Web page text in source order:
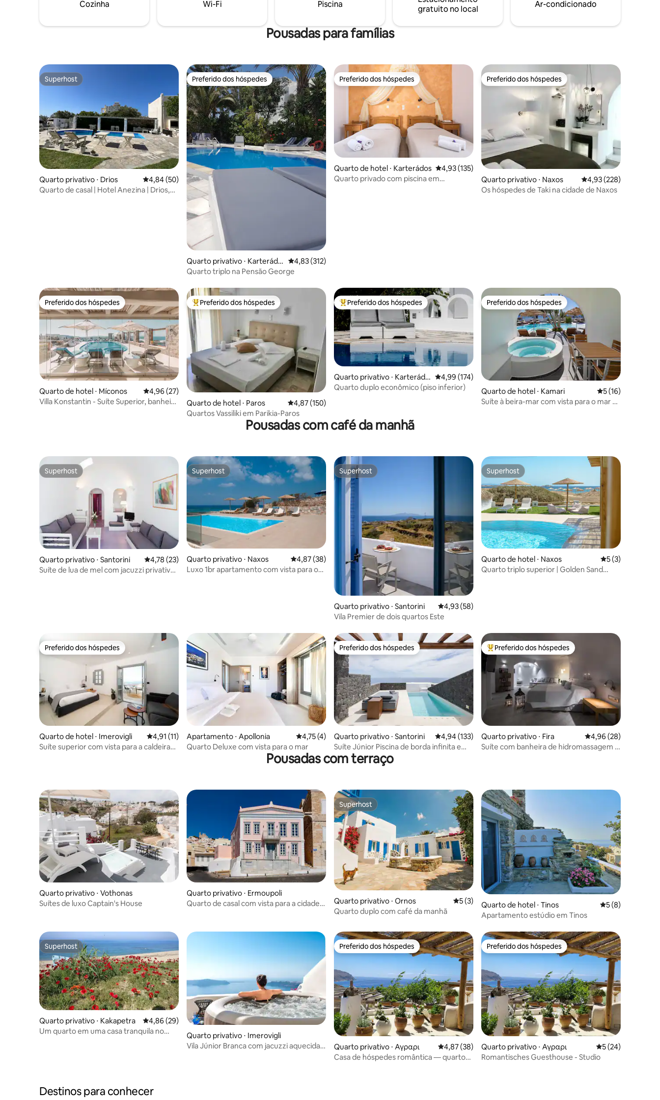
museus e supermercados. Entrega de
livre Herodion). O Templo de Olympion
escapada inesquecível em Santorini.
características acolhedoras.
Cozinha Wi-Fi Piscina
gratuito no local
Ar-condicionado
Pousadas para famílias
Superhost
Superhost
Quarto privativo ⋅ Drios 4,84 de uma avaliação média de 5, 50 avaliações
4,84 (50)
Quarto de casal | Hotel Anezina | Drios,
Preferido dos hóspedes
Preferido dos hóspedes
Quarto privativo ⋅ Karterádo
s
4,83 de uma avaliação média de 5, 312 avaliações
4,83 (312)
Quarto triplo na Pensão George
Preferido dos hóspedes
Preferido dos hóspedes
Quarto de hotel ⋅ Karterádos 4,93 de uma avaliação média de 5, 135 avaliações
4,93 (135)
Quarto privado com piscina em
Preferido dos hóspedes
Preferido dos hóspedes
Quarto privativo ⋅ Naxos 4,93 de uma avaliação
4,93 (228)
Os hóspedes de Taki na cidade de Naxos
Preferido dos hóspedes
Preferido dos hóspedes
Quarto de hotel ⋅ Míconos 4,96 de uma avaliação média de 5, 27 avaliações
4,96 (27)
Villa Konstantin - Suíte Superior, banheira
Entre os melhores preferidos dos hóspedes
Preferido dos hóspedes
Quarto de hotel ⋅ Paros 4,87 de uma avaliação média de 5, 150 avaliações
4,87 (150)
Quartos Vassiliki em Parikia-Paros
Entre os melhores preferidos dos hóspedes
Preferido dos hóspedes
Quarto privativo ⋅ Karterádo
s
4,99 de uma avaliação média de 5, 174 avaliações
4,99 (174)
Quarto duplo econômico (piso inferior)
Preferido dos hóspedes
Preferido dos hóspedes
Quarto de hotel ⋅ Kamari 5 de uma
5 (16)
Suíte à beira-mar com vista para o mar e
Pousadas com café da manhã
Superhost
Superhost
Quarto privativo ⋅ Santorini 4,78 de uma avaliação média de 5, 23 avaliações
4,78 (23)
Suíte de lua de mel com jacuzzi privativa
Superhost
Superhost
Quarto privativo ⋅ Naxos 4,87 de uma avaliação média de 5, 38 avaliações
4,87 (38)
Luxo 1br apartamento com vista para o
Superhost
Superhost
Quarto privativo ⋅ Santorini 4,93 de uma avaliação média de 5, 58 avaliações
4,93 (58)
Vila Premier de dois quartos Este
Superhost
Superhost
Quarto de hotel ⋅ Naxos 5 de uma
5 (3)
Quarto triplo superior | Golden Sand
Preferido dos hóspedes
Preferido dos hóspedes
Quarto de hotel ⋅ Imerovigli 4,91 de uma avaliação média de 5, 11 avaliações
4,91 (11)
Suíte superior com vista para a caldeira
Apartamento ⋅ Apollonia 4,75 de uma avaliação média de 5, 4 avaliações
4,75 (4)
Quarto Deluxe com vista para o mar
Preferido dos hóspedes
Preferido dos hóspedes
Quarto privativo ⋅ Santorini 4,94 de uma avaliação média de 5, 133 avaliações
4,94 (133)
Suíte Júnior Piscina de borda infinita e
vista mar
Entre os melhores preferidos dos hóspedes
Preferido dos hóspedes
Quarto privativo ⋅ Fira 4,96 de uma
4,96 (28)
Suíte com banheira de hidromassagem e
Pousadas com terraço
Quarto privativo ⋅ Vothonas
Suítes de luxo Captain's House
Quarto privativo ⋅ Ermoupoli
Quarto de casal com vista para a cidade,
Superhost
Superhost
Quarto privativo ⋅ Ornos 5 de uma avaliação média de 5, 3 avaliações
5 (3)
Quarto duplo com café da manhã
Quarto de hotel ⋅ Tinos 5 de uma
5 (8)
Apartamento estúdio em Tinos
Superhost
Superhost
Quarto privativo ⋅ Kakapetra 4,86 de uma avaliação média de 5, 29 avaliações
4,86 (29)
Um quarto em uma casa tranquila no
Quarto privativo ⋅ Imerovigli
Vila Júnior Branca com jacuzzi aquecida
Preferido dos hóspedes
Preferido dos hóspedes
Quarto privativo ⋅ Αγραρι 4,87 de uma avaliação média de 5, 38 avaliações
4,87 (38)
Casa de hóspedes romântica — quarto
Preferido dos hóspedes
Preferido dos hóspedes
Quarto privativo ⋅ Αγραρι 5 de uma
5 (24)
Romantisches Guesthouse - Studio
Destinos para conhecer